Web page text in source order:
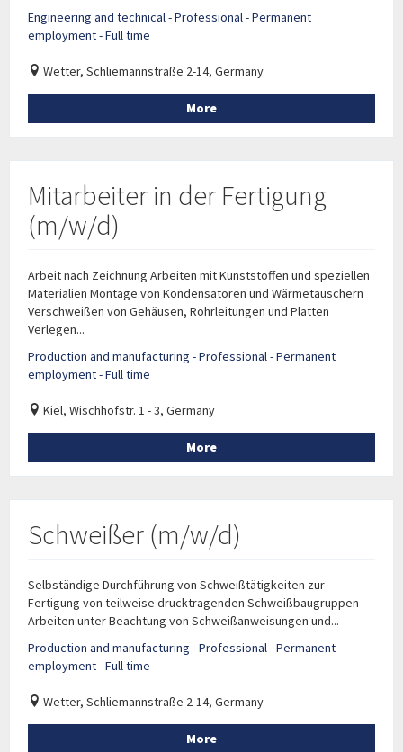
Engineering and technical - Professional - Permanent
employment - Full time
Wetter, Schliemannstraße 2-14, Germany
More
Mitarbeiter in der Fertigung
(m/w/d)
Arbeit nach Zeichnung Arbeiten mit Kunststoffen und speziellen
Materialien Montage von Kondensatoren und Wärmetauschern
Verschweißen von Gehäusen, Rohrleitungen und Platten
Verlegen...
Production and manufacturing - Professional - Permanent
employment - Full time
Kiel, Wischhofstr. 1 - 3, Germany
More
Schweißer (m/w/d)
Selbständige Durchführung von Schweißtätigkeiten zur
Fertigung von teilweise drucktragenden Schweißbaugruppen
Arbeiten unter Beachtung von Schweißanweisungen und...
Production and manufacturing - Professional - Permanent
employment - Full time
Wetter, Schliemannstraße 2-14, Germany
More